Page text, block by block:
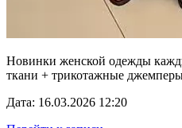
Новинки женской одежды
ткани + трикотажные
Дата: 16.03.2026 12:20